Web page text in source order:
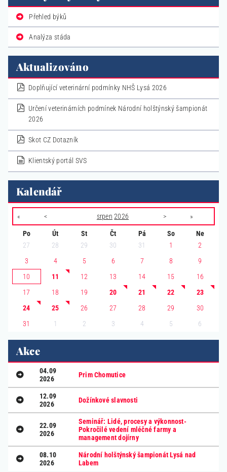
Přehled býků
Analýza stáda
Aktualizováno
pdf
Doplňující veterinární podmínky NHŠ Lysá 2026
pdf
Určení veterinárních podmínek Národní holštýnský šampionát
2026
pdf
Skot CZ Dotazník
dokument
Klientský portál SVS
Kalendář
« < srpen 2026 > »
Po Út St Čt Pá So
Ne
27
28 29 30 31 1
2
3
4 5 6 7 8
9
10
11 12 13 14 15
16
17
18 19 20 21 22
23
24
25 26 27 28 29
30
31
1 2 3 4 5 6
Akce
04.09
2026
Prim Chomutice
12.09
2026
Dožínkové slavnosti
22.09
2026
Seminář: Lidé, procesy a výkonnost-
Pokročilé vedení mléčné farmy a
management dojírny
08.10
2026
Národní holštýnský šampionát Lysá nad
Labem